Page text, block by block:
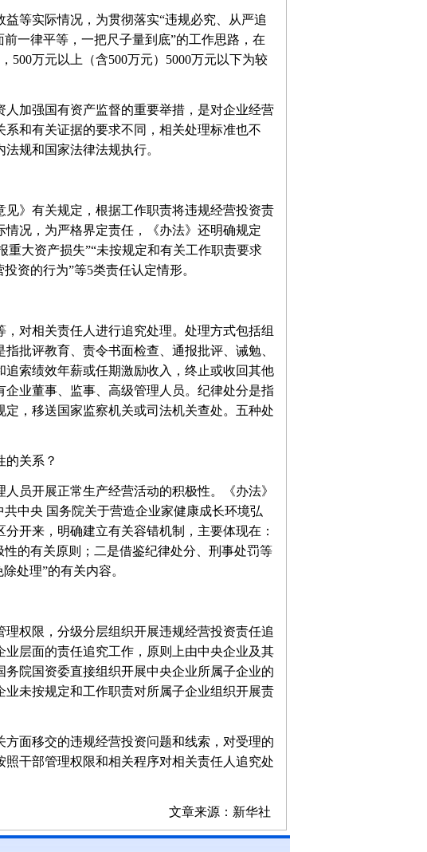
等实际情况，为贯彻落实“违规必究、从严追
一律平等，一把尺子量到底”的工作思路，在
500万元以上（含500万元）5000万元以下为较
加强国有资产监督的重要举措，是对企业经营
和有关证据的要求不同，相关处理标准也不
规和国家法律法规执行。
》有关规定，根据工作职责将违规经营投资责
况，为严格界定责任，《办法》还明确规定
重大资产损失”“未按规定和有关工作职责要求
资的行为”等5类责任认定情形。
对相关责任人进行追究处理。处理方式包括组
批评教育、责令书面检查、通报批评、诫勉、
索绩效年薪或任期激励收入，终止或收回其他
业董事、监事、高级管理人员。纪律处分是指
，移送国家监察机关或司法机关查处。五种处
关系？
开展正常生产经营活动的积极性。《办法》
中央 国务院关于营造企业家健康成长环境弘
开来，明确建立有关容错机制，主要体现在：
的有关原则；二是借鉴纪律处分、刑事处罚等
处理”的有关内容。
权限，分级分层组织开展违规经营投资责任追
层面的责任追究工作，原则上由中央企业及其
院国资委直接组织开展中央企业所属子企业的
未按规定和工作职责对所属子企业组织开展责
面移交的违规经营投资问题和线索，对受理的
干部管理权限和相关程序对相关责任人追究处
文章来源：新华社